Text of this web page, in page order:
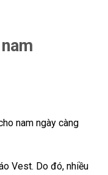
nam ngày càng
Vest. Do đó, nhiều